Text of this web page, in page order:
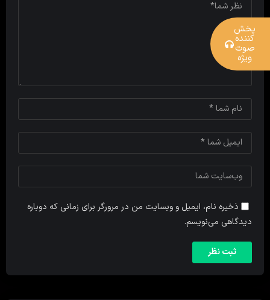
ذخیره نام، ایمیل و وبسایت من در مرورگر برای زمانی که دوباره
دیدگاهی می‌نویسم.
پخش
کننده
صوت
ویژه